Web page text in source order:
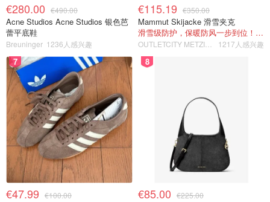
€280.00 €490.00
Acne Studios Acne Studios 银色芭
蕾平底鞋
Breuninger 1236人感兴趣
€115.19 €350.00
Mammut Skijacke 滑雪夹克
滑雪级防护，保暖防风一步到位！仅剩s！
1217人感兴趣
7
€47.99 €100.00
8
€85.00 €225.00